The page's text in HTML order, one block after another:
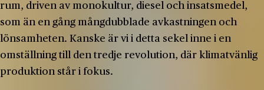
rum, driven av monokultur, diesel och insatsmedel,
som än en gång mångdubblade avkastningen och
lönsamheten. Kanske är vi i detta sekel inne i en
omställning till den tredje revolution, där klimatvänlig
produktion står i fokus.